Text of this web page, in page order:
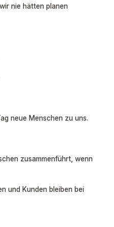
nie hätten planen
neue Menschen zu uns.
zusammenführt, wenn
und Kunden bleiben bei